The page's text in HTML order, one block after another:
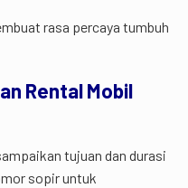
rasa percaya tumbuh
Rental Mobil
tujuan dan durasi
sopir untuk